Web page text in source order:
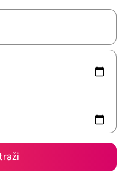
ćete ih pregledati